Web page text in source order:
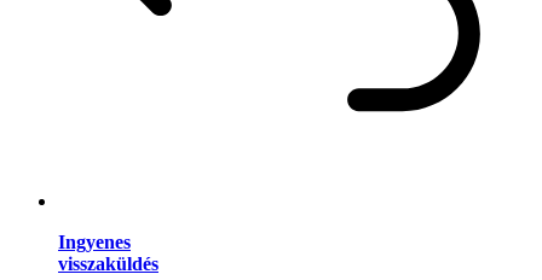
Ingyenes
visszaküldés